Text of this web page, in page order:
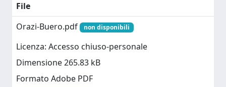
File
Orazi-Buero.pdf
non disponibili
Licenza: Accesso chiuso-personale
Dimensione 265.83 kB
Formato Adobe PDF